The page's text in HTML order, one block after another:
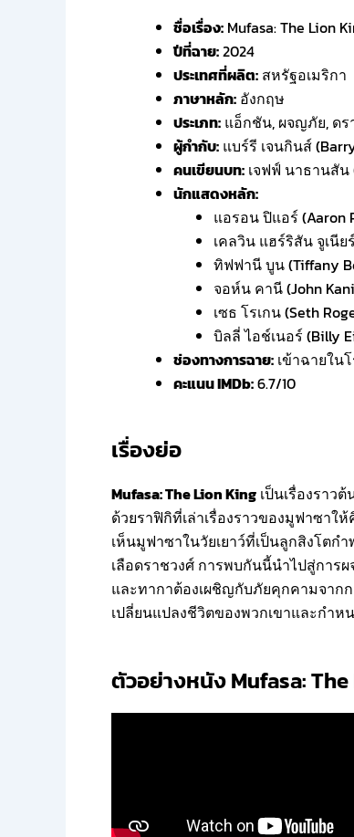
ชื่อเรื่อง: Mufasa: The Lion
ปีที่ฉาย:2024
ประเทศที่ผลิต: สหรัฐอเมริกา
ภาษาหลัก: อังกฤษ
ประเภท: แอ็กชัน, ผจญภัย, ด
ผู้กำกับ: แบร์รี เจนกินส์
คนเขียนบท: เจฟฟ์ นาธานสัน
นักแสดงหลัก:
แอรอน ปิแอร์ (Aaron
เคลวิน แฮร์ริสัน จูเนีย
ทิฟฟานี บูน (Tiffany
จอห์น คานี (John
เซธ โรเกน (Seth
บิลลี่ ไอช์เนอร์ (Billy
ช่องทางการฉาย: เข้าฉายใน
คะแนน IMDb:6.7/10
เรื่องย่อ
Mufasa: The Lion King เป็นเรื่องราว
ด้วยราฟิกิที่เล่าเรื่องราวของมูฟาซาใ
เห็นมูฟาซาในวัยเยาว์ที่เป็นลูกสิงโต
เลือดราชวงศ์ การพบกันนี้นำไปสู่กา
และทากาต้องเผชิญกับภัยคุกคามจาก
เปลี่ยนแปลงชีวิตของพวกเขาและกำ
ตัวอย่างหนัง Mufasa: